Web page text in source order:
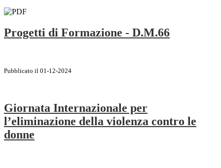
Progetti di Formazione - D.M.66
Pubblicato il 01-12-2024
Giornata Internazionale per
l’eliminazione della violenza contro le
donne